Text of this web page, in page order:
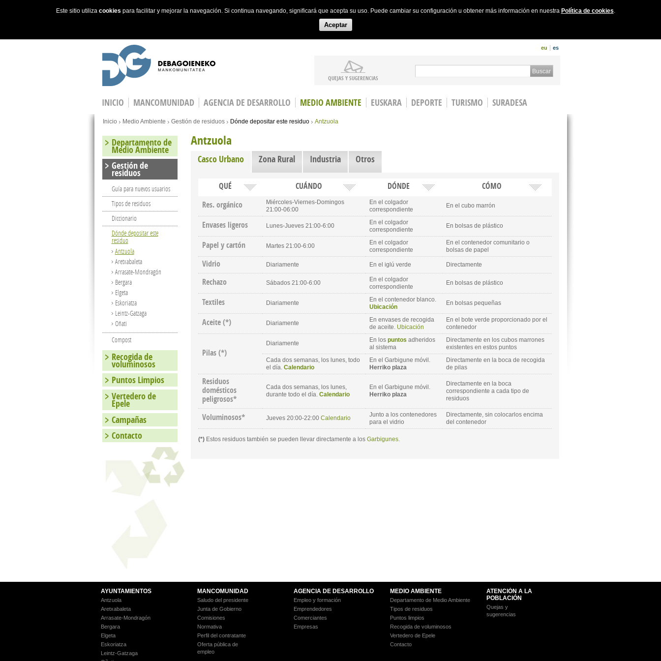
Este sitio utiliza cookies para facilitar y mejorar la navegación. Si continua navegando, significará que acepta su uso. Puede cambiar su configuración u obtener más información en nuestra Política de cookies.
Aceptar
eu es
QUEJAS Y SUGERENCIAS
Search form
INICIO MANCOMUNIDAD AGENCIA DE DESARROLLO MEDIO AMBIENTE EUSKARA DEPORTE TURISMO
SURADESA
You are here
Inicio Medio Ambiente Gestión de residuos Dónde depositar este residuo Antzuola
Antzuola
Casco Urbano(active tab)
Zona Rural Industria Otros
QUÉ CUÁNDO DÓNDE
CÓMO
Res. orgánico
Miércoles-Viernes-Domingos
21:00-06:00
En el colgador
correspondiente
En el cubo marrón
Envases ligeros Lunes-Jueves 21:00-6:00
En el colgador
correspondiente
En bolsas de plástico
Papel y cartón Martes 21:00-6:00
En el colgador
correspondiente
En el contenedor comunitario o
bolsas de papel
Vidrio Diariamente En el iglú verde Directamente
Rechazo Sábados 21:00-6:00
En el colgador
correspondiente
En bolsas de plástico
Textiles Diariamente
En el contenedor blanco.
Ubicación
En bolsas pequeñas
Aceite(*) Diariamente
En envases de recogida
de aceite. Ubicación
En el bote verde proporcionado por el
contenedor
Pilas(*)
Diariamente En los puntos adheridos
al sistema
Directamente en los cubos marrones
existentes en estos puntos
Cada dos semanas, los lunes, todo
el día. Calendario
En el Garbigune móvil.
Herriko plaza
Directamente en la boca de recogida
de pilas
Residuos
domésticos
peligrosos*
Cada dos semanas, los lunes,
durante todo el día. Calendario
En el Garbigune móvil.
Herriko plaza
Directamente en la boca
correspondiente a cada tipo de
residuos
Voluminosos* Jueves 20:00-22:00 Calendario
Junto a los contenedores
para el vidrio
Directamente, sin colocarlos encima
del contenedor
(*)Estos residuos también se pueden llevar directamente a los Garbigunes.
Departamento de
Medio Ambiente
Gestión de
residuos
Guía para nuevos usuarios
Tipos de residuos
Diccionario
Dónde depositar este
residuo
Antzuola
Aretxabaleta
Arrasate-Mondragón
Bergara
Elgeta
Eskoriatza
Leintz-Gatzaga
Oñati
Compost
Recogida de
voluminosos
Puntos Limpios
Vertedero de
Epele
Campañas
Contacto
AYUNTAMIENTOS
Antzuola
Aretxabaleta
Arrasate-Mondragón
Bergara
Elgeta
Eskoriatza
Leintz-Gatzaga
MANCOMUNIDAD
Saludo del presidente
Junta de Gobierno
Comisiones
Normativa
Perfil del contratante
Oferta pública de
empleo
AGENCIA DE DESARROLLO
Empleo y formación
Emprendedores
Comerciantes
Empresas
MEDIO AMBIENTE
Departamento de Medio Ambiente
Tipos de residuos
Puntos limpios
Recogida de voluminosos
Vertedero de Epele
Contacto
ATENCIÓN A LA
POBLACIÓN
Quejas y
sugerencias